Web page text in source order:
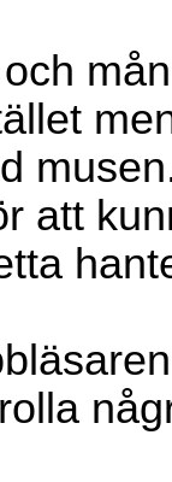
att